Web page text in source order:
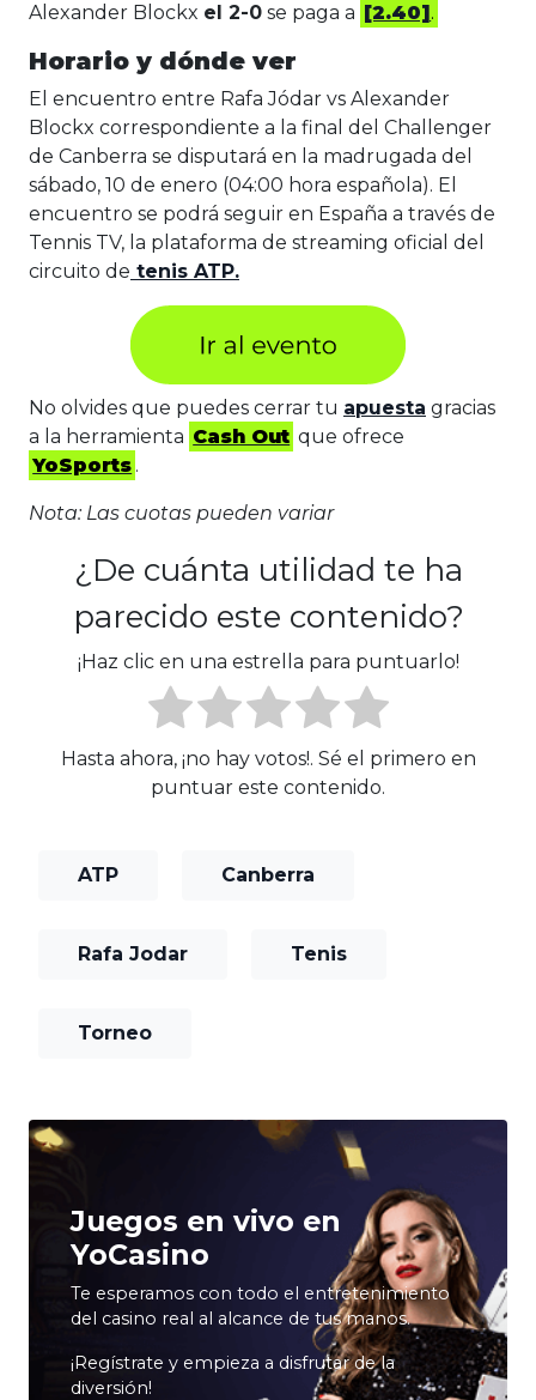
Alexander Blockx el 2-0 se paga a [2.40].
Horario y dónde ver
El encuentro entre Rafa Jódar vs Alexander
Blockx correspondiente a la final del Challenger
de Canberra se disputará en la madrugada del
sábado, 10 de enero (04:00 hora española). El
encuentro se podrá seguir en España a través de
Tennis TV, la plataforma de streaming oficial del
circuito de tenis ATP.
No olvides que puedes cerrar tu apuesta gracias
a la herramienta Cash Out que ofrece
YoSports .
Nota: Las cuotas pueden variar
¿De cuánta utilidad te ha
parecido este contenido?
¡Haz clic en una estrella para puntuarlo!
Hasta ahora, ¡no hay votos!. Sé el primero en
puntuar este contenido.
ATP Canberra
Rafa Jodar Tenis
Torneo
Juegos en vivo en
YoCasino
Te esperamos con todo el entretenimiento
del casino real al alcance de tus manos.
¡Regístrate y empieza a disfrutar de la
diversión!